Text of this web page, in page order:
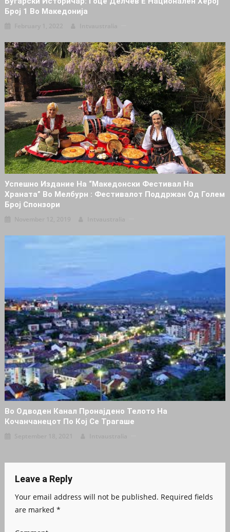
Број 1 Во Македонија
Успешно Издание На “Македонски Фестивал На
Храната” Во Мелбурн : Фестивалот Поддржан Од Голем
Број Спонзори
Во Одводен Канал Пронајдено Телото На
Кочанчанецот По Кој Се Трагаше
Leave a Reply
Your email address will not be published. Required fields
are marked *